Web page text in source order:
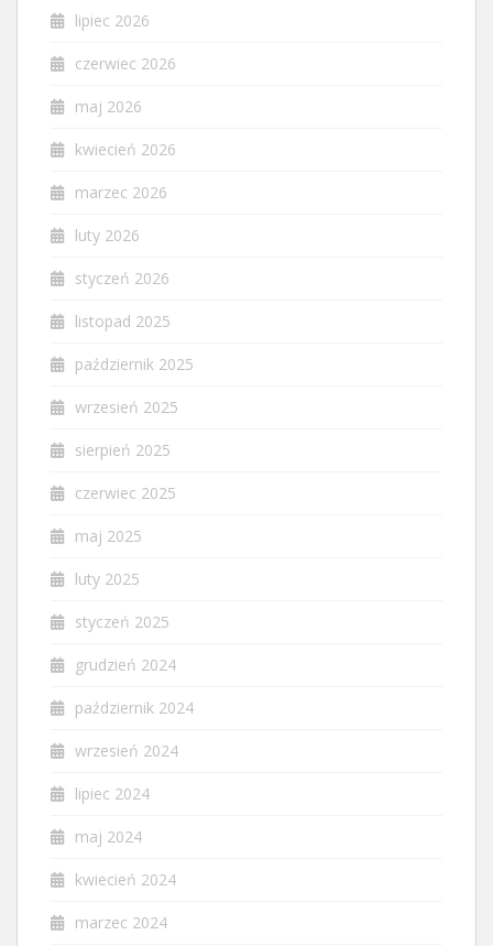
lipiec 2026
czerwiec 2026
maj 2026
kwiecień 2026
marzec 2026
luty 2026
styczeń 2026
listopad 2025
październik 2025
wrzesień 2025
sierpień 2025
czerwiec 2025
maj 2025
luty 2025
styczeń 2025
grudzień 2024
październik 2024
wrzesień 2024
lipiec 2024
maj 2024
kwiecień 2024
marzec 2024